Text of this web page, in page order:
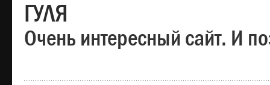
ГУЛЯ
Очень интересный сайт. И